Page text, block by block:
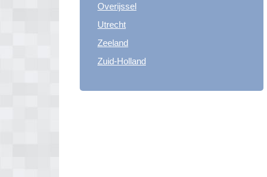
Overijssel
Utrecht
Zeeland
Zuid-Holland